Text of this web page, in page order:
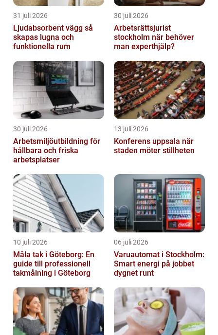
31 juli 2026
Ljudabsorbent vägg så
skapas lugna och
funktionella rum
30 juli 2026
Arbetsrättsjurist
stockholm när behöver
man experthjälp?
30 juli 2026
Arbetsmiljöutbildning för
hållbara och friska
arbetsplatser
13 juli 2026
Konferens uppsala när
staden möter stillheten
10 juli 2026
Måla tak i Göteborg: En
guide till professionell
takmålning i Göteborg
06 juli 2026
Varuautomat i Stockholm:
Smart energi på jobbet
dygnet runt